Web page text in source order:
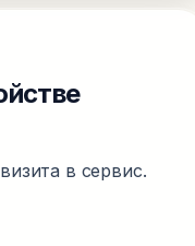
в сервис.